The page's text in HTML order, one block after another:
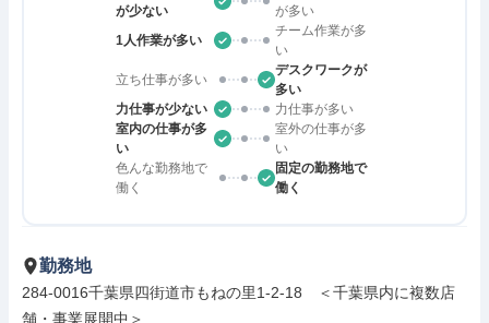
が少ない
が多い
1人作業が多い
チーム作業が多
い
立ち仕事が多い
デスクワークが
多い
力仕事が少ない
力仕事が多い
室内の仕事が多
い
室外の仕事が多
い
色んな勤務地で
働く
固定の勤務地で
働く
勤務地
284-0016千葉県四街道市もねの里1-2-18　＜千葉県内に複数店
舗・事業展開中＞